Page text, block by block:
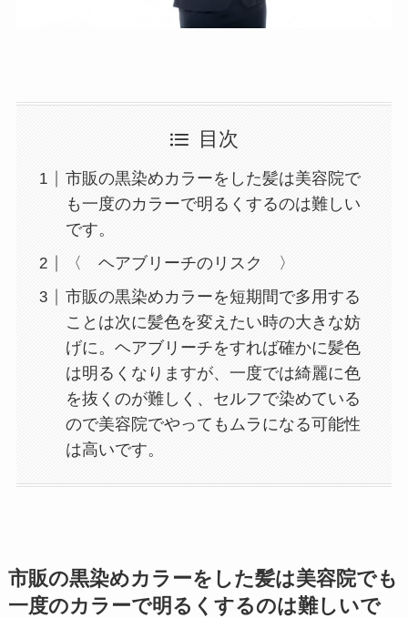
目次
市販の黒染めカラーをした髪は美容院で
も一度のカラーで明るくするのは難しい
です。
〈 ヘアブリーチのリスク 〉
市販の黒染めカラーを短期間で多用する
ことは次に髪色を変えたい時の大きな妨
げに。ヘアブリーチをすれば確かに髪色
は明るくなりますが、一度では綺麗に色
を抜くのが難しく、セルフで染めている
ので美容院でやってもムラになる可能性
は高いです。
市販の黒染めカラーをした髪は美容院でも
一度のカラーで明るくするのは難しいで